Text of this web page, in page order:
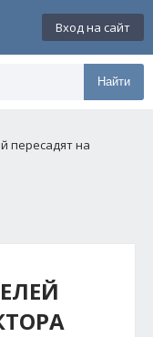
Вход на сайт
Найти
пересадят на